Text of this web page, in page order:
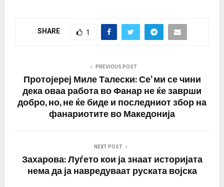
неспособност“.
SHARE 1
PREVIOUS POST
Протојереј Миле Талески: Се’ ми се чини
дека оваа работа во Фанар не ќе заврши
добро, но, не ќе биде и последниот збор на
фанариотите во Македонија
NEXT POST
Захарова: Луѓето кои ја знаат историјата
нема да ја навредуваат руската војска